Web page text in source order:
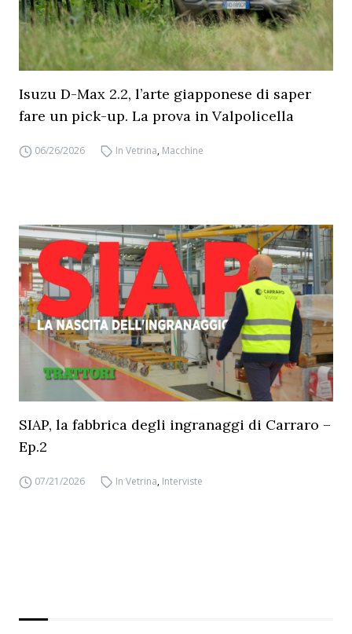
Isuzu D-Max 2.2, l’arte giapponese di saper
fare un pick-up. La prova in Valpolicella
06/26/2026 In Vetrina, Macchine
SIAP, la fabbrica degli ingranaggi di Carraro –
Ep.2
07/21/2026 In Vetrina, Interviste